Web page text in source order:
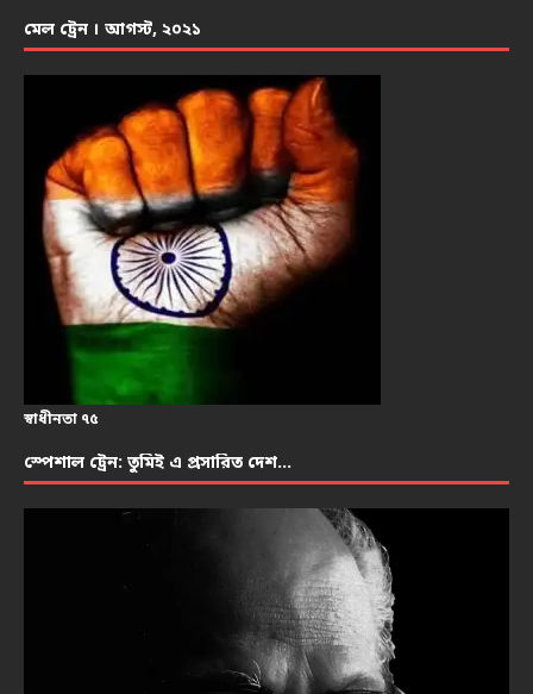
মেল ট্রেন । আগস্ট, ২০২১
স্বাধীনতা ৭৫
স্পেশাল ট্রেন: তুমিই এ প্রসারিত দেশ…